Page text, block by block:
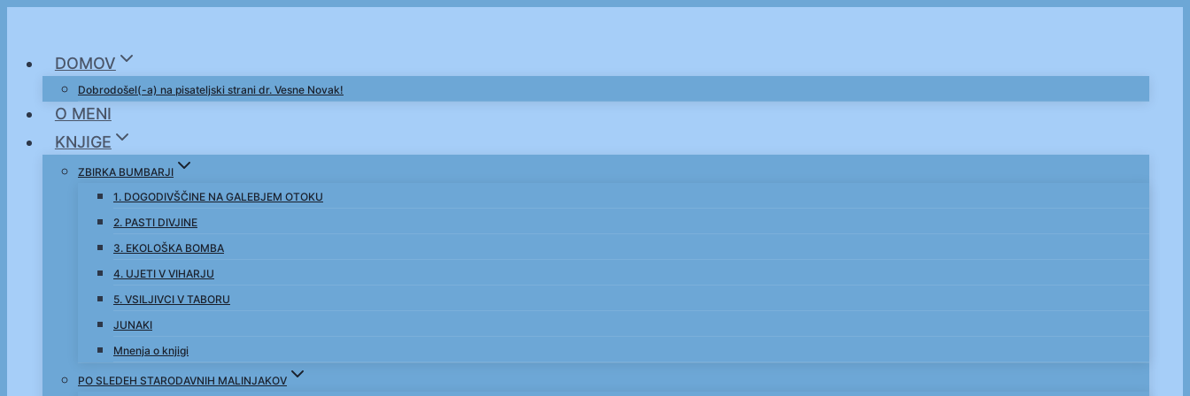
contentDOMOV
Dobrodošel(-a) na pisateljski strani dr. Vesne Novak!
O MENI
KNJIGE
ZBIRKA BUMBARJI
1. DOGODIVŠČINE NA GALEBJEM OTOKU
2. PASTI DIVJINE
3. EKOLOŠKA BOMBA
4. UJETI V VIHARJU
5. VSILJIVCI V TABORU
JUNAKI
Mnenja o knjigi
PO SLEDEH STARODAVNIH MALINJAKOV